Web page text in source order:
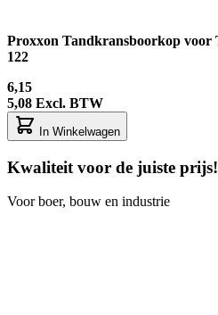
Proxxon Tandkransboorkop voor
122
6,15
5,08 Excl. BTW
In Winkelwagen
Kwaliteit voor de juiste prijs!
Voor boer, bouw en industrie